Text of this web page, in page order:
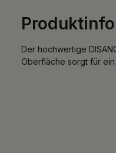
Der hochwertige
Oberfläche sorgt für